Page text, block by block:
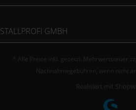
STALLPROFI GMBH
* Alle Preise inkl. gesetzl. Mehrwertsteuer
Nachnahmegebühren, wenn nicht
Realisiert mit